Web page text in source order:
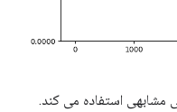
مشابهی استفاده می کند.